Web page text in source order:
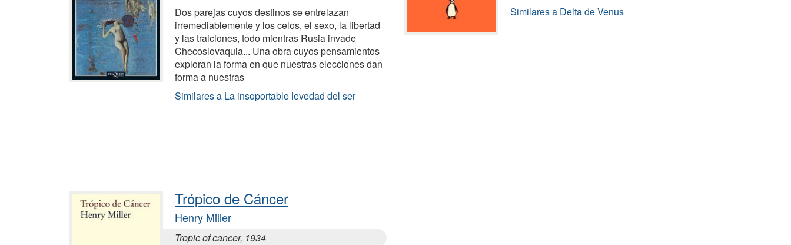
Dos parejas cuyos destinos se entrelazan
irremediablemente y los celos, el sexo, la libertad
y las traiciones, todo mientras Rusia invade
Checoslovaquia... Una obra cuyos pensamientos
exploran la forma en que nuestras elecciones dan
forma a nuestras
Similares a La insoportable levedad del ser
Trópico de Cáncer
Henry Miller
Tropic of cancer, 1934
Similares a Delta de Venus